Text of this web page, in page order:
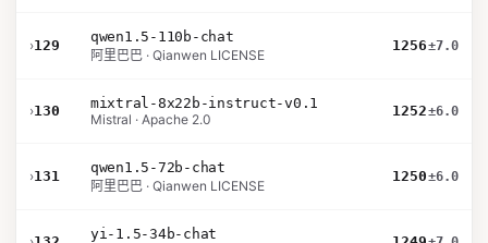
›129
qwen1.5-110b-chat
阿里巴巴 · Qianwen LICENSE
1256±7.0
›130
mixtral-8x22b-instruct-v0.1
Mistral · Apache 2.0
1252±6.0
›131
qwen1.5-72b-chat
阿里巴巴 · Qianwen LICENSE
1250±6.0
yi-1.5-34b-chat